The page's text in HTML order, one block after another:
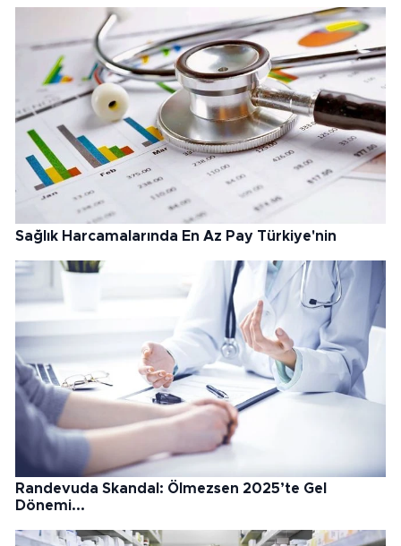
Sağlık Harcamalarında En Az Pay Türkiye'nin
Randevuda Skandal: Ölmezsen 2025’te Gel
Dönemi...